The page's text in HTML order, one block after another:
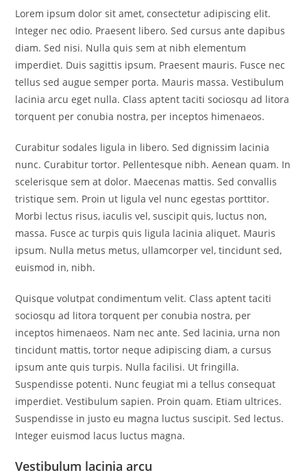
Lorem ipsum dolor sit amet, consectetur adipiscing elit.
Integer nec odio. Praesent libero. Sed cursus ante dapibus
diam. Sed nisi. Nulla quis sem at nibh elementum
imperdiet. Duis sagittis ipsum. Praesent mauris. Fusce nec
tellus sed augue semper porta. Mauris massa. Vestibulum
lacinia arcu eget nulla. Class aptent taciti sociosqu ad litora
torquent per conubia nostra, per inceptos himenaeos.
Curabitur sodales ligula in libero. Sed dignissim lacinia
nunc. Curabitur tortor. Pellentesque nibh. Aenean quam. In
scelerisque sem at dolor. Maecenas mattis. Sed convallis
tristique sem. Proin ut ligula vel nunc egestas porttitor.
Morbi lectus risus, iaculis vel, suscipit quis, luctus non,
massa. Fusce ac turpis quis ligula lacinia aliquet. Mauris
ipsum. Nulla metus metus, ullamcorper vel, tincidunt sed,
euismod in, nibh.
Quisque volutpat condimentum velit. Class aptent taciti
sociosqu ad litora torquent per conubia nostra, per
inceptos himenaeos. Nam nec ante. Sed lacinia, urna non
tincidunt mattis, tortor neque adipiscing diam, a cursus
ipsum ante quis turpis. Nulla facilisi. Ut fringilla.
Suspendisse potenti. Nunc feugiat mi a tellus consequat
imperdiet. Vestibulum sapien. Proin quam. Etiam ultrices.
Suspendisse in justo eu magna luctus suscipit. Sed lectus.
Integer euismod lacus luctus magna.
Vestibulum lacinia arcu